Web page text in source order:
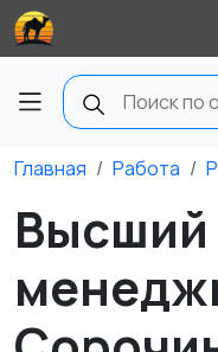
Главная Работа
Высший